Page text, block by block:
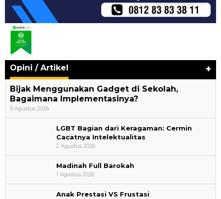
Opini / Artikel +
Bijak Menggunakan Gadget di Sekolah,
Bagaimana Implementasinya?
5 Agustus 2026
LGBT Bagian dari Keragaman: Cermin
Cacatnya Intelektualitas
2 Agustus 2026
Madinah Full Barokah
1 Agustus 2026
Anak Prestasi VS Frustasi